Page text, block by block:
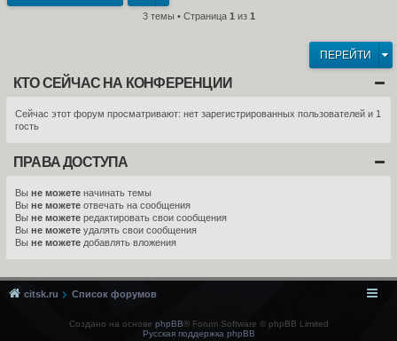
3 темы • Страница 1 из 1
ПЕРЕЙТИ
КТО СЕЙЧАС НА КОНФЕРЕНЦИИ
Сейчас этот форум просматривают: нет зарегистрированных пользователей и 1
гость
ПРАВА ДОСТУПА
Вы не можете начинать темы
Вы не можете отвечать на сообщения
Вы не можете редактировать свои сообщения
Вы не можете удалять свои сообщения
Вы не можете добавлять вложения
citsk.ru Список форумов
Создано на основе phpBB® Forum Software © phpBB Limited
Русская поддержка phpBB